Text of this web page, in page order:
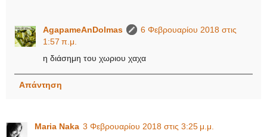
AgapameAnDolmas
6 Φεβρουαρίου 2018 στις
1:57 π.μ.
η διάσημη του χωριου χαχα
Απάντηση
Maria Naka 3 Φεβρουαρίου 2018 στις 3:25 μ.μ.